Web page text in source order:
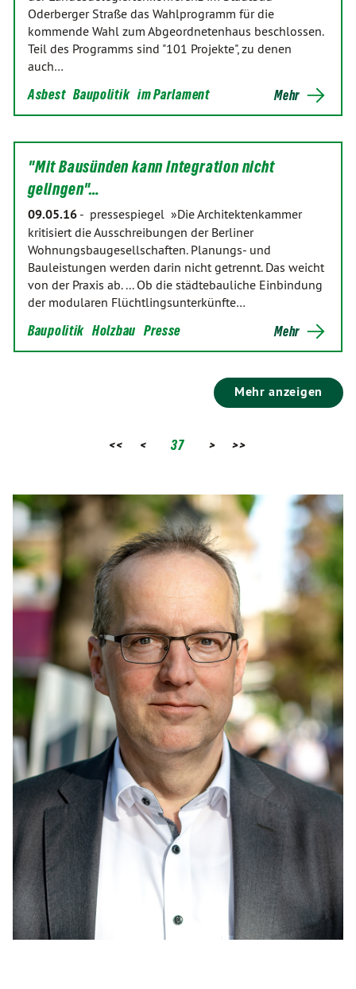
Oderberger Straße das Wahlprogramm für die
kommende Wahl zum Abgeordnetenhaus beschlossen.
Teil des Programms sind "101 Projekte", zu denen
auch…
Asbest Baupolitik im Parlament Mehr
"Mit Bausünden kann Integration nicht
gelingen"…
09.05.16 - pressespiegel »Die Architektenkammer
kritisiert die Ausschreibungen der Berliner
Wohnungsbaugesellschaften. Planungs- und
Bauleistungen werden darin nicht getrennt. Das weicht
von der Praxis ab. ... Ob die städtebauliche Einbindung
der modularen Flüchtlingsunterkünfte…
Baupolitik Holzbau Presse Mehr
Mehr anzeigen
<< < 37 > >>